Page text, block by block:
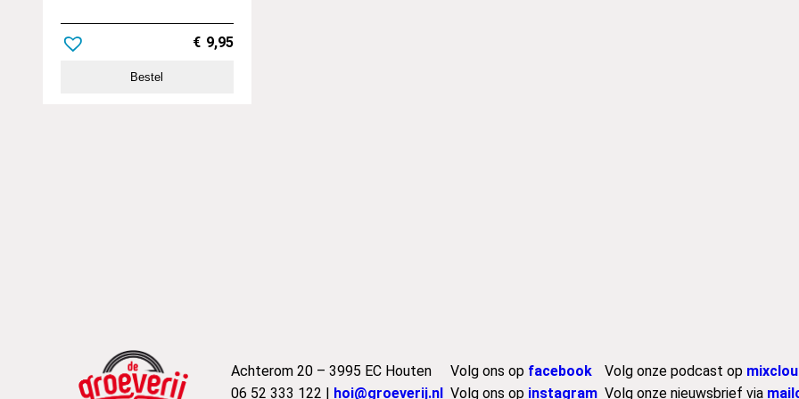
€ 9,95
Bestel
Achterom 20 – 3995 EC Houten
06 52 333 122 |
hoi@groeverij.nl
Volg ons op facebook
Volg ons op instagram
Volg onze podcast op
Volg onze nieuwsbrief via